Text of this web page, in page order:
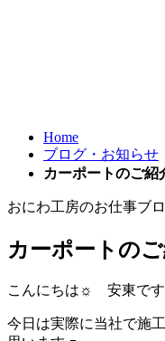
Home
ブログ・お知らせ
カーポートのご紹
おにわ工房のお仕事ブ
カーポートの
こんにちは☼ 安東で
今日は実際に当社で施